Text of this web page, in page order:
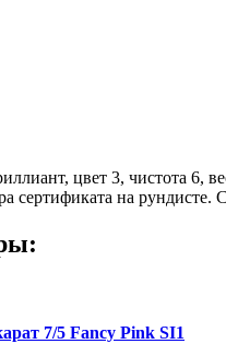
цвет 3, чистота 6,
сертификата на рундисте.
7/5 Fancy Pink SI1